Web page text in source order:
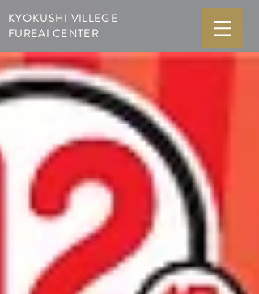
KYOKUSHI VILLEGE
FUREAI CENTER